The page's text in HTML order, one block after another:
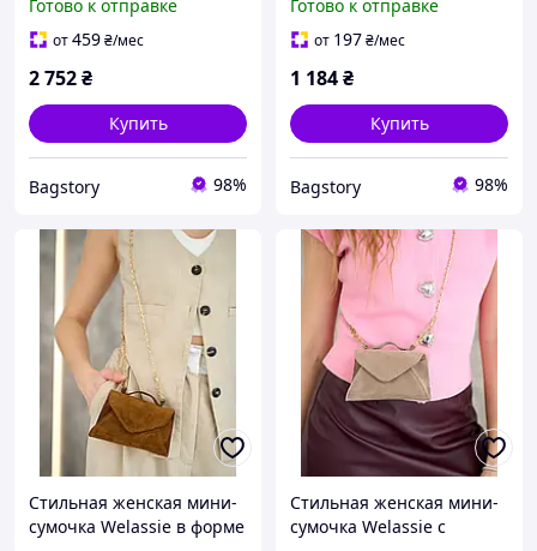
ремнем из натуральной
замшевой кожи
BLK12055
Готово к отправке
от459₴/мес
2 752₴
Купить
Bagstory 98%
кожи с внутренним
карманом карамельного
Готово к отправке
от 197₴/мес
1 184₴
Купить
Bagstory 98%
Стильная женская мини-
сумочка Welassie в форме
Стильная женская мини-
сумочка Welassie с